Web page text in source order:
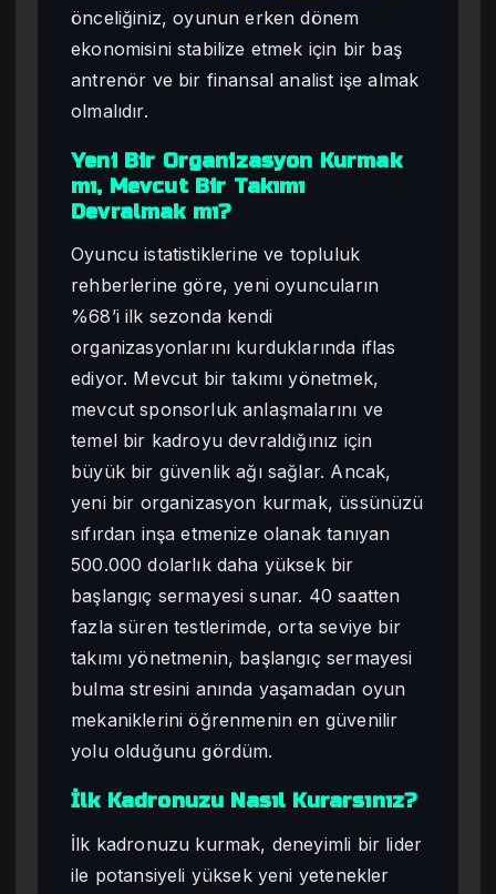
önceliğiniz, oyunun erken dönem
ekonomisini stabilize etmek için bir baş
antrenör ve bir finansal analist işe almak
olmalıdır.
Yeni Bir Organizasyon Kurmak
mı, Mevcut Bir Takımı
Devralmak mı?
Oyuncu istatistiklerine ve topluluk
rehberlerine göre, yeni oyuncuların
%68’i ilk sezonda kendi
organizasyonlarını kurduklarında iflas
ediyor. Mevcut bir takımı yönetmek,
mevcut sponsorluk anlaşmalarını ve
temel bir kadroyu devraldığınız için
büyük bir güvenlik ağı sağlar. Ancak,
yeni bir organizasyon kurmak, üssünüzü
sıfırdan inşa etmenize olanak tanıyan
500.000 dolarlık daha yüksek bir
başlangıç sermayesi sunar. 40 saatten
fazla süren testlerimde, orta seviye bir
takımı yönetmenin, başlangıç sermayesi
bulma stresini anında yaşamadan oyun
mekaniklerini öğrenmenin en güvenilir
yolu olduğunu gördüm.
İlk Kadronuzu Nasıl Kurarsınız?
İlk kadronuzu kurmak, deneyimli bir lider
ile potansiyeli yüksek yeni yetenekler